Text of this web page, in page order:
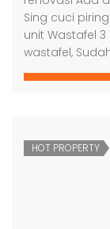
Sing cuci
unit Wastafel
wastafel,
HOT PROPERTY